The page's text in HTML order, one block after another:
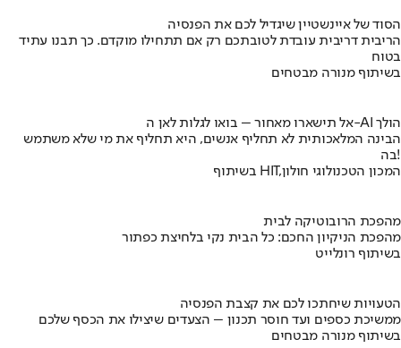
הסוד של איינשטיין שיגדיל לכם את הפנסיה
הריבית דריבית עובדת לטובתכם רק אם תתחילו מוקדם. כך תבנו עתיד
בטוח
בשיתוף מנורה מבטחים
אל תישארו מאחור – בואו לגלות לאן ה-AI הולך
הבינה המלאכותית לא תחליף אנשים, היא תחליף את מי שלא משתמש
בה!
בשיתוף HIT,המכון הטכנולוגי חולון
מהפכת הרובוטיקה לבית
מהפכת הניקיון החכם: כל הבית נקי בלחיצת כפתור
בשיתוף רונלייט
הטעויות שיחתכו לכם את קצבת הפנסיה
ממשיכת כספים ועד חוסר תכנון – הצעדים שיצילו את הכסף שלכם
בשיתוף מנורה מבטחים